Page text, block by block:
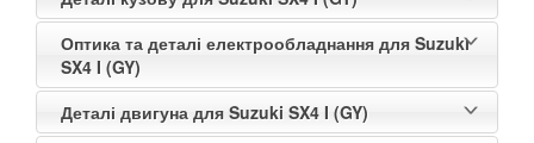
Оптика та деталі електрообладнання для Suzuki
SX4 I (GY)
Деталі двигуна для Suzuki SX4 I (GY)